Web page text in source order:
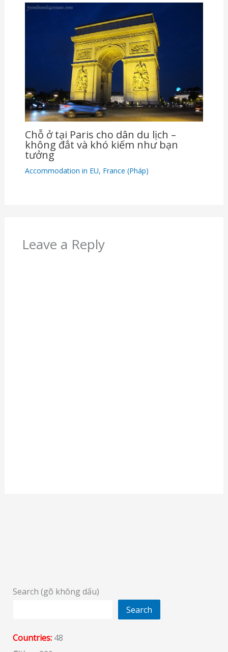
Chỗ ở tại Paris cho dân du lịch –
không đắt và khó kiếm như bạn
tưởng
Accommodation in EU, France (Pháp)
Leave a Reply
Search (gõ không dấu)
Search
Countries:48